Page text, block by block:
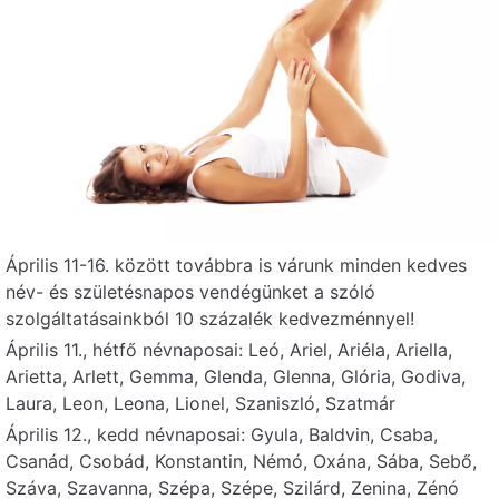
Székesfehérvár,
Palotai út 25.
504 9985
SKINTIM
Boráros
1095 Budapest,
Lechner Ödön fasor
SKINTIM
Győr
9022 Győr,
Batthyány tér 4.
500 1723
SKINTIM
Debrecen
4024 Debrecen,
Batthyány utca 3.
+36 20
Április 11-16. között továbbra is várunk minden kedves
név- és születésnapos vendégünket a szóló
szolgáltatásainkból 10 százalék kedvezménnyel!
Április 11., hétfő névnaposai: Leó, Ariel, Ariéla, Ariella,
Arietta, Arlett, Gemma, Glenda, Glenna, Glória, Godiva,
Laura, Leon, Leona, Lionel, Szaniszló, Szatmár
Április 12., kedd névnaposai: Gyula, Baldvin, Csaba,
Csanád, Csobád, Konstantin, Némó, Oxána, Sába, Sebő,
Száva, Szavanna, Szépa, Szépe, Szilárd, Zenina, Zénó